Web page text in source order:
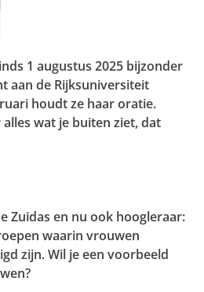
1 augustus 2025 bijzonder
aan de Rijksuniversiteit
houdt ze haar oratie.
wat je buiten ziet, dat
Zuidas en nu ook hoogleraar:
waarin vrouwen
zijn. Wil je een voorbeeld